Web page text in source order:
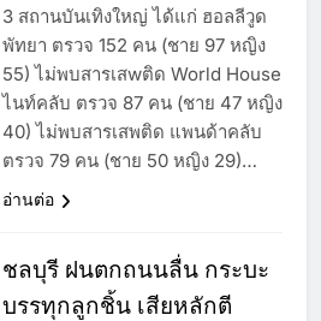
3 สถานบันเทิงใหญ่ ได้แก่ ฮอลลีวูด
พัทยา ตรวจ 152 คน (ชาย 97 หญิง
55) ไม่พบสารเสwติด World House
ไนท์คลับ ตรวจ 87 คน (ชาย 47 หญิง
40) ไม่พบสารเสพติด แพนด้าคลับ
ตรวจ 79 คน (ชาย 50 หญิง 29)…
อ่านต่อ
ชลบุรี ฝนตกถนนลื่น กระบะ
บรรทุกลูกชิ้น เสียหลักตี